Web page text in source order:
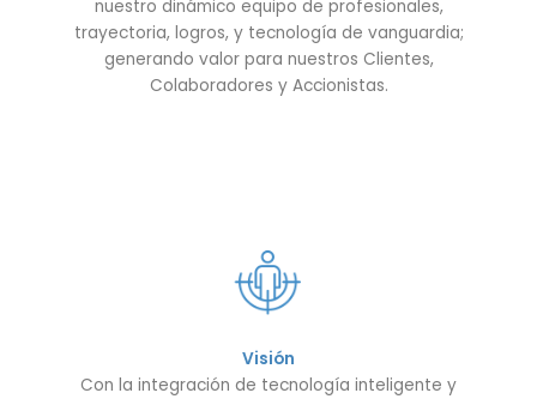
nuestro dinámico equipo de profesionales,
trayectoria, logros, y tecnología de vanguardia;
generando valor para nuestros Clientes,
Colaboradores y Accionistas.
Visión
Con la integración de tecnología inteligente y